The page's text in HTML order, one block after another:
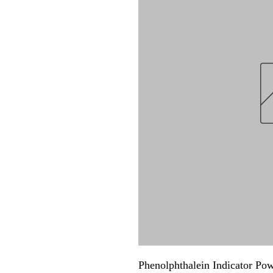
Phenolphthalein Indicator